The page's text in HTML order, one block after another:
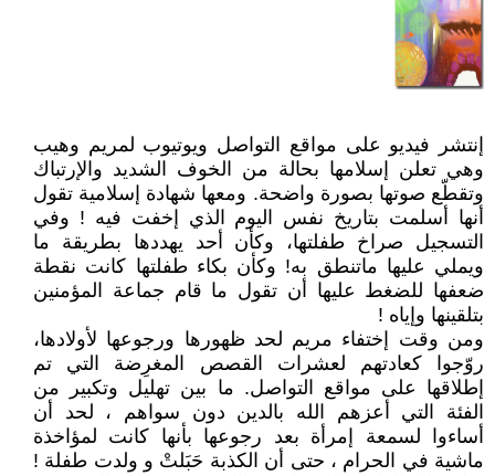
إنتشر فيديو على مواقع التواصل ويوتيوب لمريم وهيب
وهي تعلن إسلامها بحالة من الخوف الشديد والإرتباك
وتقطّع صوتها بصورة واضحة. ومعها شهادة إسلامية تقول
أنها أسلمت بتاريخ نفس اليوم الذي إخفت فيه ! وفي
التسجيل صراخ طفلتها، وكأن أحد يهددها بطريقة ما
ويملي عليها ماتنطق به! وكأن بكاء طفلتها كانت نقطة
ضعفها للضغط عليها أن تقول ما قام جماعة المؤمنين
بتلقينها وإياه !
ومن وقت إختفاء مريم لحد ظهورها ورجوعها لأولادها،
روّجوا كعادتهم لعشرات القصص المغرِضة التي تم
إطلاقها على مواقع التواصل. ما بين تهليل وتكبير من
الفئة التي أعزهم الله بالدين دون سواهم ، لحد أن
أساءوا لسمعة إمرأة بعد رجوعها بأنها كانت لمؤاخذة
ماشية في الحرام ، حتى أن الكذبة حَبَلتْ و ولدت طفلة !